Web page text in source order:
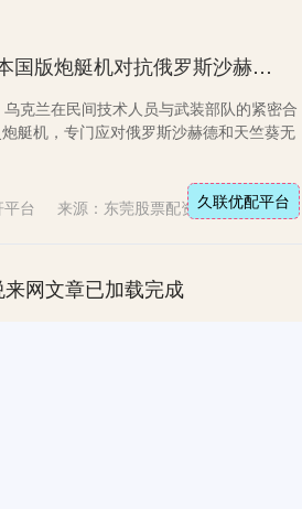
玖联优配平台 乌克兰研发本国版炮艇机对抗俄罗斯沙赫德和天竺葵无人机
克兰在民间技术人员与武装部队的紧密合
艇机，专门应对俄罗斯沙赫德和天竺葵无
久联优配平台
来源：东莞股票配资网平台
台
来网文章已加载完成